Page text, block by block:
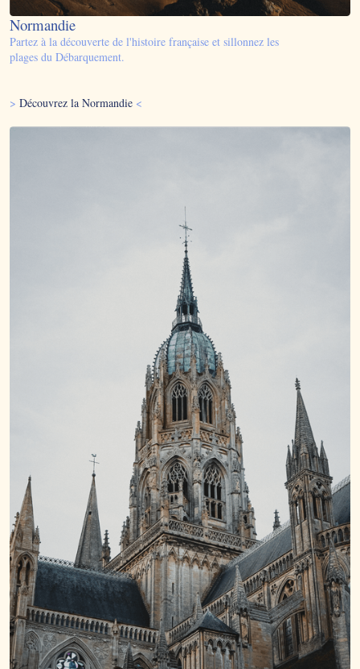
Normandie
Partez à la découverte de l'histoire française et sillonnez les
plages du Débarquement.
> Découvrez la Normandie <